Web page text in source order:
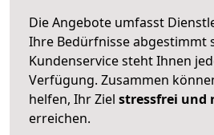
Die Angebote umfasst
Ihre Bedürfnisse abgestimmt
Kundenservice steht Ihnen
Verfügung. Zusammen
helfen, Ihr Ziel stressfrei und
erreichen.